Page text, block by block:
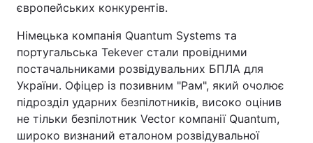
європейських конкурентів.
Німецька компанія Quantum Systems та
португальська Tekever стали провідними
постачальниками розвідувальних БПЛА для
України. Офіцер із позивним "Рам", який очолює
підрозділ ударних безпілотників, високо оцінив
не тільки безпілотник Vector компанії Quantum,
широко визнаний еталоном розвідувальної